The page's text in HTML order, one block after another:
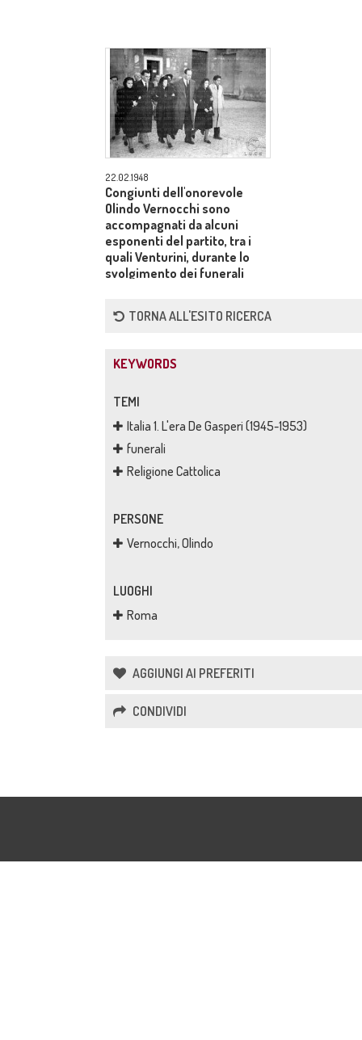
22.02.1948
Congiunti dell'onorevole
Olindo Vernocchi sono
accompagnati da alcuni
esponenti del partito, tra i
quali Venturini, durante lo
svolgimento dei funerali
TORNA ALL'ESITO RICERCA
KEYWORDS
TEMI
Italia 1. L'era De Gasperi (1945-1953)
funerali
Religione Cattolica
PERSONE
Vernocchi, Olindo
LUOGHI
Roma
AGGIUNGI AI PREFERITI
CONDIVIDI